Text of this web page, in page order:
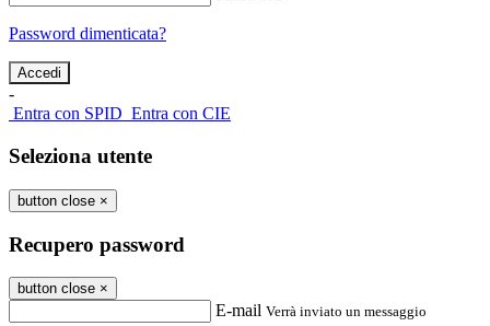
Password dimenticata?
-
Entra con SPID Entra con CIE
Seleziona utente
button close ×
Recupero password
button close ×
E-mail Verrà inviato un messaggio